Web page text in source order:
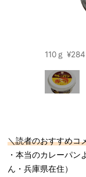
110ｇ
＼読者のおすすめコ
・本当のカレーパン
ん・兵庫県在住）